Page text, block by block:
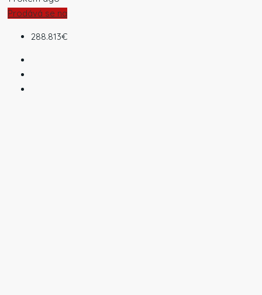
Prodává se na
288.813€